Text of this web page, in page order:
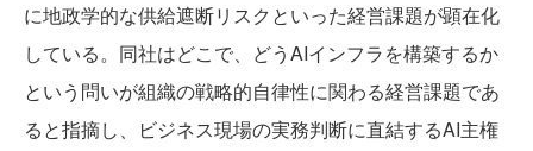
に地政学的な供給遮断リスクといった経営課題が顕在化
している。同社はどこで、どうAIインフラを構築するか
という問いが組織の戦略的自律性に関わる経営課題であ
ると指摘し、ビジネス現場の実務判断に直結するAI主権